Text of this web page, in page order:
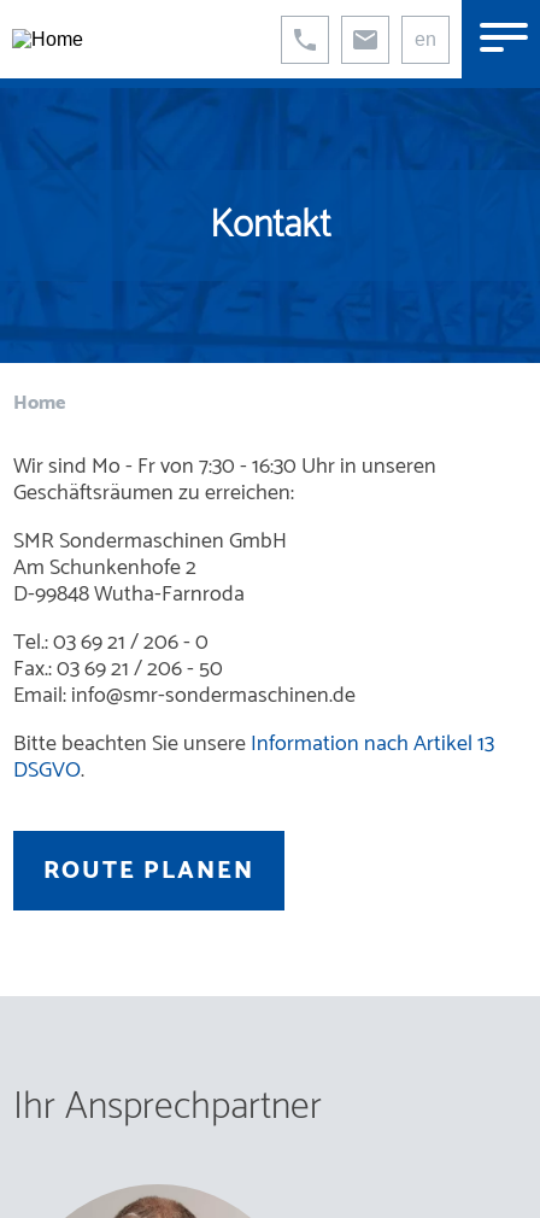
zum
Inhalt
en
Kontakt
Pfadnavigation
Home
Wir sind Mo - Fr von 7:30 - 16:30 Uhr in unseren
Geschäftsräumen zu erreichen:
SMR Sondermaschinen GmbH
Am Schunkenhofe 2
D-99848 Wutha-Farnroda
Tel.: 03 69 21 / 206 - 0
Fax.: 03 69 21 / 206 - 50
Email: info@smr-sondermaschinen.de
Bitte beachten Sie unsereInformation nach Artikel 13
DSGVO.
ROUTE PLANEN
Ihr Ansprechpartner